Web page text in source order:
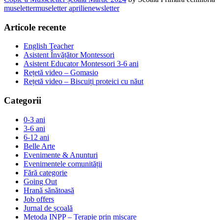
muselettermuseletter aprilienewsletter
Articole recente
English Teacher
Asistent Învățător Montessori
Asistent Educator Montessori 3-6 ani
Rețetă video – Gomasio
Rețetă video – Biscuiți proteici cu năut
Categorii
0-3 ani
3-6 ani
6-12 ani
Belle Arte
Evenimente & Anunturi
Evenimentele comunității
Fără categorie
Going Out
Hrană sănătoasă
Job offers
Jurnal de școală
Metoda INPP – Terapie prin mișcare